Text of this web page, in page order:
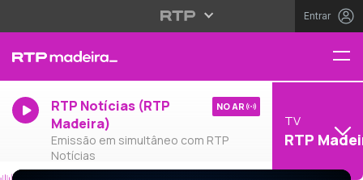
Entrar
RTP Notícias (RTP
Madeira)
Emissão em simultâneo com RTP
Notícias
NO AR
TV
RTP